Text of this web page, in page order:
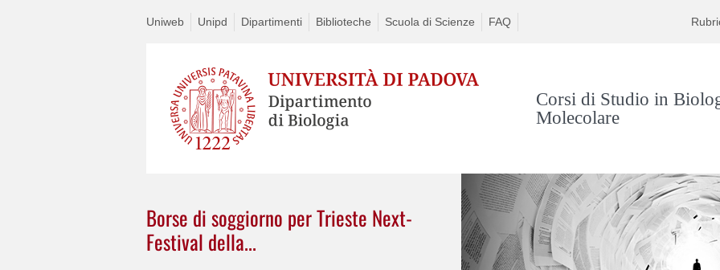
Uniweb Unipd Dipartimenti Biblioteche Scuola di Scienze FAQ
Corsi di Studio in
Molecolare
Borse di soggiorno per Trieste Next-
Festival della...